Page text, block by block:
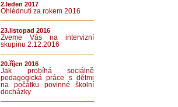
2.leden 2017
Ohlédnutí za rokem 2016
23.listopad 2016
Zveme Vás na intervizní
skupinu 2.12.2016
20.říjen 2016
Jak probíhá sociálně
pedagogická práce s dětmi
na počátku povinné školní
docházky